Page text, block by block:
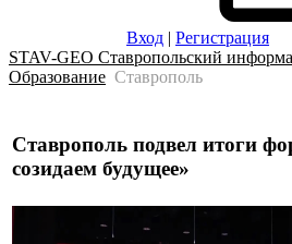
Вход | Регистрация
STAV-GEO Ставропольский
Образование Ставрополь
Ставрополь подвел итоги
созидаем будущее»